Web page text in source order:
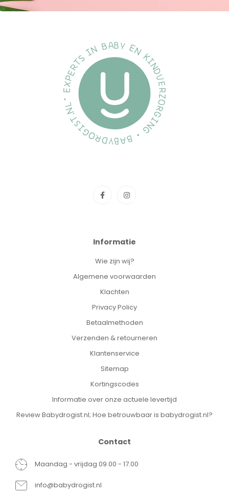
Informatie
Wie zijn wij?
Algemene voorwaarden
Klachten
Privacy Policy
Betaalmethoden
Verzenden & retourneren
Klantenservice
Sitemap
Kortingscodes
Informatie over onze actuele levertijd
Review Babydrogist.nl; Hoe betrouwbaar is babydrogist.nl?
Contact
Maandag - vrijdag 09.00 - 17.00
info@babydrogist.nl